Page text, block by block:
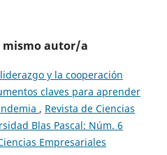
mismo autor/a
y la cooperación
claves para aprender
, Revista de Ciencias
Blas Pascal: Núm. 6
Empresariales